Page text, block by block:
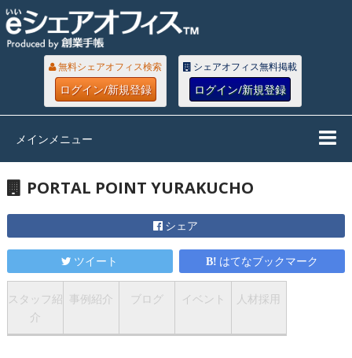
無料シェアオフィス検索
ログイン/新規登録
シェアオフィス無料掲載
ログイン/新規登録
メインメニュー
PORTAL POINT YURAKUCHO
シェア
ツイート はてなブックマーク
スタッフ紹
介
事例紹介 ブログ イベント 人材採用